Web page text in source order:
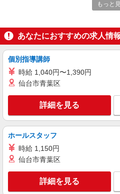
アルバイト パート
びっくりドンキー 甲府昭和店
びっくりドン
時給1,150円
1,150円 深夜（
円 ☆早朝手当：
給＋100円 ☆12月
有（時給アップ）
びっくりド
国母5丁目20－24
キープ
パート
南甲府ケアセンターそよ風：RO11676
【時給】1,100円〜
勤手当 年末年始
もっと
あなたにおすすめの求人情
個別指導講師
時給 1,040円〜1,390円
仙台市青葉区
詳細を見る
ホールスタッフ
時給 1,150円
仙台市青葉区
詳細を見る